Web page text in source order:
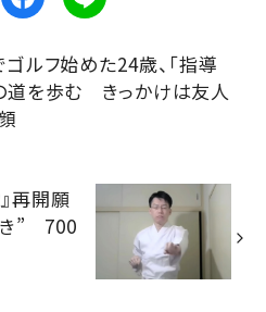
ルフ始めた24歳、「指導
道を歩む きっかけは友人
再開願
き” 700